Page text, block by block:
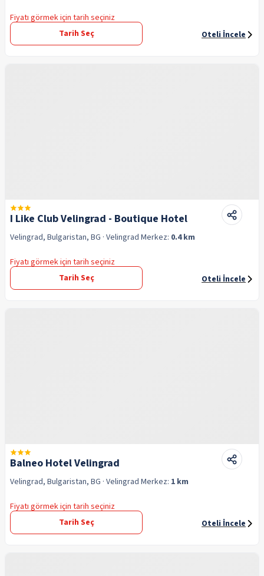
Fiyatı görmek için tarih seçiniz
Tarih Seç
Oteli İncele
I Like Club Velingrad - Boutique Hotel
Velingrad, Bulgaristan, BG · Velingrad Merkez: 0.4 km
Fiyatı görmek için tarih seçiniz
Tarih Seç
Oteli İncele
Balneo Hotel Velingrad
Velingrad, Bulgaristan, BG · Velingrad Merkez: 1 km
Fiyatı görmek için tarih seçiniz
Tarih Seç
Oteli İncele